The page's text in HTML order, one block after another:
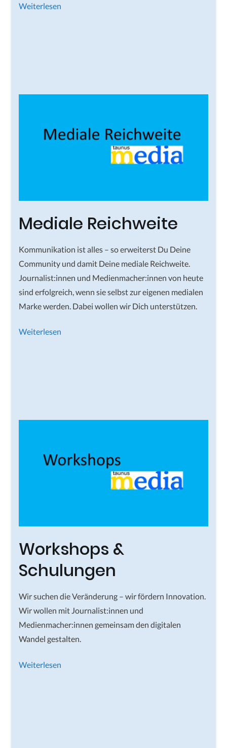
Weiterlesen
Mediale Reichweite
Kommunikation ist alles – so erweiterst Du Deine
Community und damit Deine mediale Reichweite.
Journalist:innen und Medienmacher:innen von heute
sind erfolgreich, wenn sie selbst zur eigenen medialen
Marke werden. Dabei wollen wir Dich unterstützen.
Weiterlesen
Workshops &
Schulungen
Wir suchen die Veränderung – wir fördern Innovation.
Wir wollen mit Journalist:innen und
Medienmacher:innen gemeinsam den digitalen
Wandel gestalten.
Weiterlesen